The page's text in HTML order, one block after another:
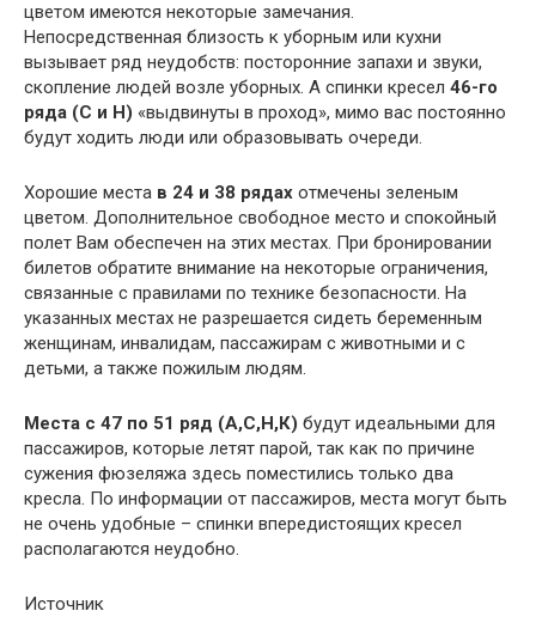
цветом имеются некоторые замечания.
Непосредственная близость к уборным или кухни
вызывает ряд неудобств: посторонние запахи и звуки,
скопление людей возле уборных. А спинки кресел 46-го
ряда (С и Н) «выдвинуты в проход», мимо вас постоянно
будут ходить люди или образовывать очереди.
Хорошие места в 24 и 38 рядах отмечены зеленым
цветом. Дополнительное свободное место и спокойный
полет Вам обеспечен на этих местах. При бронировании
билетов обратите внимание на некоторые ограничения,
связанные с правилами по технике безопасности. На
указанных местах не разрешается сидеть беременным
женщинам, инвалидам, пассажирам с животными и с
детьми, а также пожилым людям.
Места с 47 по 51 ряд (А,С,Н,К) будут идеальными для
пассажиров, которые летят парой, так как по причине
сужения фюзеляжа здесь поместились только два
кресла. По информации от пассажиров, места могут быть
не очень удобные – спинки впередистоящих кресел
располагаются неудобно.
Источник